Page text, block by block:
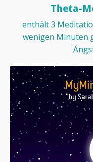
Theta-
enthält 3
wenigen Minuten